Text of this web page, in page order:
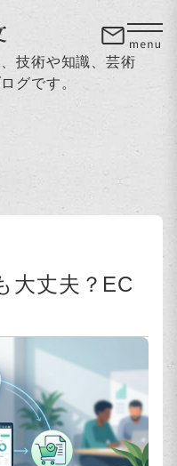
技術や知識、芸術
グです。
大丈夫？EC